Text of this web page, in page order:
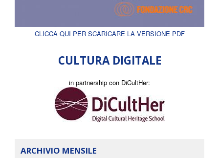
CLICCA QUI PER SCARICARE LA VERSIONE PDF
CULTURA DIGITALE
in partnership con DiCultHer:
ARCHIVIO MENSILE